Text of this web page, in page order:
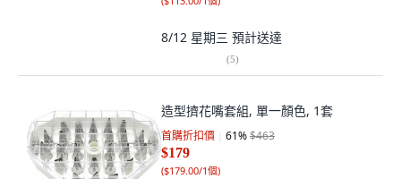
8/12 星期三 預計送達
(5)
造型擠花嘴套組, 單一顏色, 1套
首購折扣價 61%$463
$179
($179.00/1個)